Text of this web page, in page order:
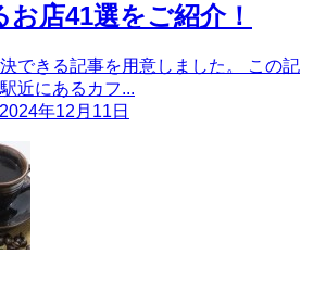
お店41選をご紹介！
できる記事を用意しました。 この記
近にあるカフ...
2024年12月11日